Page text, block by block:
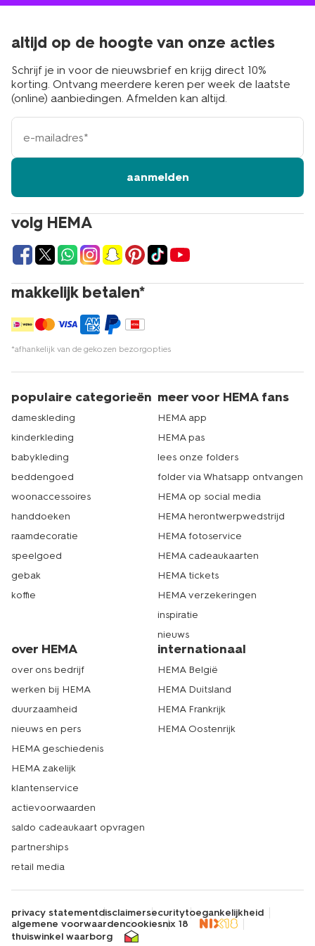
volg HEMA
makkelijk betalen*
*afhankelijk van de gekozen bezorgopties
altijd op de hoogte van onze acties
Schrijf je in voor de nieuwsbrief en krijg direct 10%
korting. Ontvang meerdere keren per week de laatste
(online) aanbiedingen. Afmelden kan altijd.
e-
mailadres
aanmelden
populaire categorieën
dameskleding
kinderkleding
babykleding
beddengoed
woonaccessoires
handdoeken
raamdecoratie
speelgoed
gebak
koffie
meer voor HEMA fans
HEMA app
HEMA pas
lees onze folders
folder via Whatsapp ontvangen
HEMA op social media
HEMA herontwerpwedstrijd
HEMA fotoservice
HEMA cadeaukaarten
HEMA tickets
HEMA verzekeringen
inspiratie
nieuws
over HEMA
over ons bedrijf
werken bij HEMA
duurzaamheid
nieuws en pers
HEMA geschiedenis
HEMA zakelijk
klantenservice
actievoorwaarden
saldo cadeaukaart opvragen
partnerships
retail media
internationaal
HEMA België
HEMA Duitsland
HEMA Frankrijk
HEMA Oostenrijk
privacy statementdisclaimersecuritytoegankelijkheid
algemene voorwaardencookiesnix 18
thuiswinkel waarborg